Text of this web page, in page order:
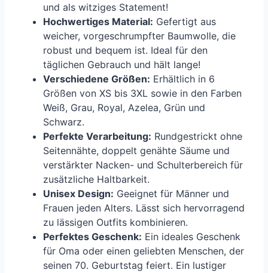
und als witziges Statement!
Hochwertiges Material: Gefertigt aus
weicher, vorgeschrumpfter Baumwolle, die
robust und bequem ist. Ideal für den
täglichen Gebrauch und hält lange!
Verschiedene Größen: Erhältlich in 6
Größen von XS bis 3XL sowie in den Farben
Weiß, Grau, Royal, Azelea, Grün und
Schwarz.
Perfekte Verarbeitung: Rundgestrickt ohne
Seitennähte, doppelt genähte Säume und
verstärkter Nacken- und Schulterbereich für
zusätzliche Haltbarkeit.
Unisex Design: Geeignet für Männer und
Frauen jeden Alters. Lässt sich hervorragend
zu lässigen Outfits kombinieren.
Perfektes Geschenk: Ein ideales Geschenk
für Oma oder einen geliebten Menschen, der
seinen 70. Geburtstag feiert. Ein lustiger